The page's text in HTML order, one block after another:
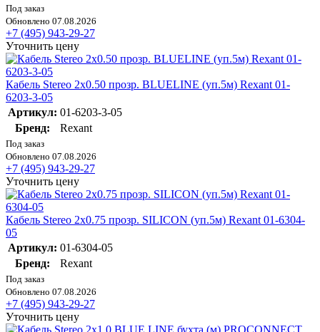
Под заказ
Обновлено 07.08.2026
+7 (495) 943-29-27
Уточнить цену
Кабель Stereo 2х0.50 прозр. BLUELINE (уп.5м) Rexant 01-
6203-3-05
Артикул: 01-6203-3-05
Бренд:
Rexant
Под заказ
Обновлено 07.08.2026
+7 (495) 943-29-27
Уточнить цену
Кабель Stereo 2х0.75 прозр. SILICON (уп.5м) Rexant 01-6304-
05
Артикул: 01-6304-05
Бренд:
Rexant
Под заказ
Обновлено 07.08.2026
+7 (495) 943-29-27
Уточнить цену